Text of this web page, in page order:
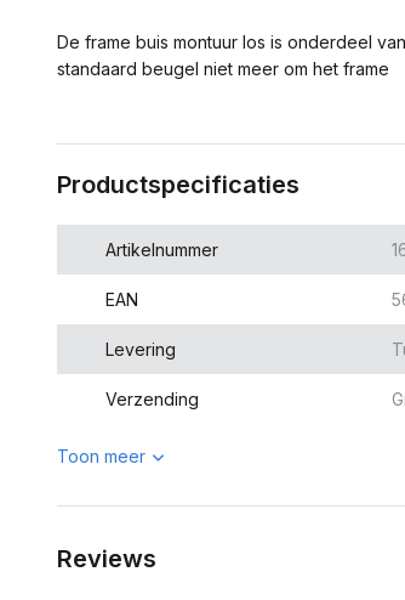
De frame buis montuur los is onderdeel
standaard beugel niet meer om het frame
Productspecificaties
Artikelnummer
EAN
Levering
Verzending
Toon meer
Reviews